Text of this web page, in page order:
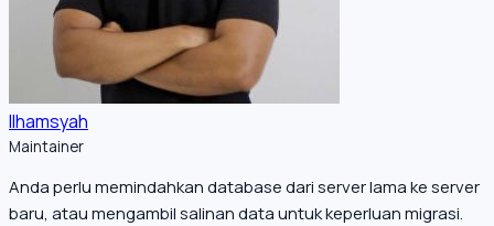
Ilhamsyah
Maintainer
Anda perlu memindahkan database dari server lama ke server
baru, atau mengambil salinan data untuk keperluan migrasi.